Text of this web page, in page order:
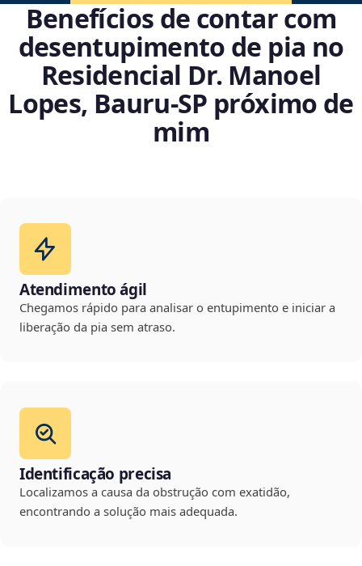
Benefícios de contar com
desentupimento de pia no
Residencial Dr. Manoel
Lopes, Bauru‑SP próximo de
mim
Atendimento ágil
Chegamos rápido para analisar o entupimento e iniciar a
liberação da pia sem atraso.
Identificação precisa
Localizamos a causa da obstrução com exatidão,
encontrando a solução mais adequada.